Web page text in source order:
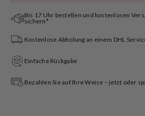
Bis 17 Uhr bestellen und kostenlosen
sichern*
Kostenlose Abholung an einem DHL
Einfache Rückgabe
Bezahlen Sie auf Ihre Weise – jetzt oder